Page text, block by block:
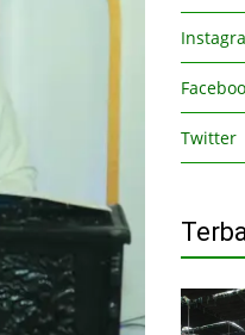
Twitter